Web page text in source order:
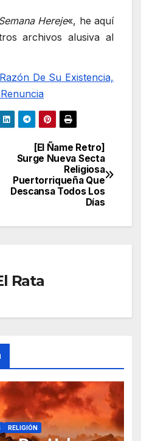
Hereje«, he aquí
archivos alusiva al
De Su Existencia,
[El Ñame Retro]
Surge Nueva Secta
Religiosa
Puertorriqueña Que
Descansa Todos Los
Días
Rata
RELIGIÓN